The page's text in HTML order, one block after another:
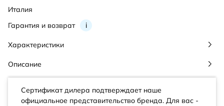
Гарантия и возврат i
Италия
Характеристики
Описание
Сертификат дилера подтверждает наше
официальное представительство бренда. Для вас -